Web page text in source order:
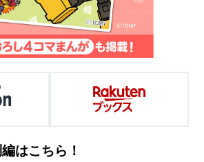
はこちら！